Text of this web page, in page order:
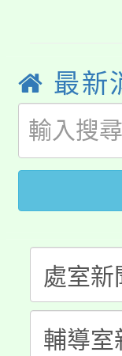
生
代
公告
代
轉知
《
心理
系所
轉知
縣市
門員
踴躍
桃園
要點
「桃
展演
115
義教
最新